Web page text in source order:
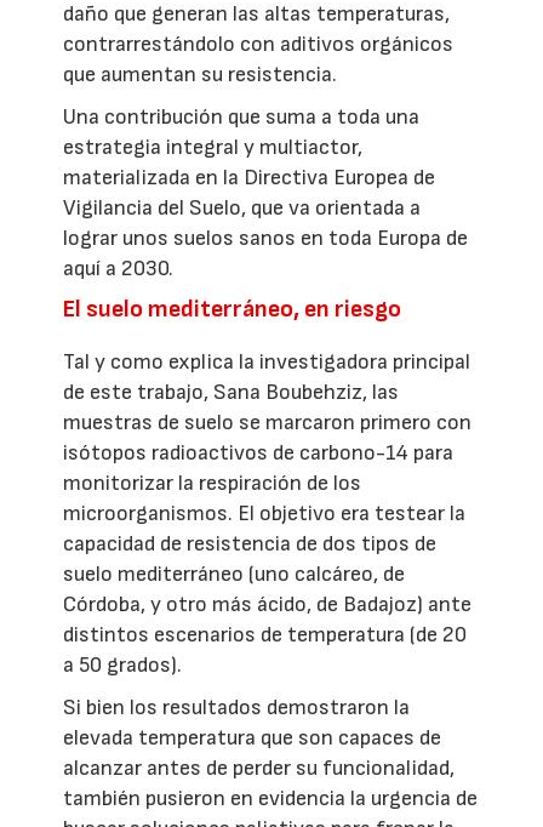
daño que generan las altas temperaturas,
contrarrestándolo con aditivos orgánicos
que aumentan su resistencia.
Una contribución que suma a toda una
estrategia integral y multiactor,
materializada en la Directiva Europea de
Vigilancia del Suelo, que va orientada a
lograr unos suelos sanos en toda Europa de
aquí a 2030.
El suelo mediterráneo, en riesgo
Tal y como explica la investigadora principal
de este trabajo, Sana Boubehziz, las
muestras de suelo se marcaron primero con
isótopos radioactivos de carbono-14 para
monitorizar la respiración de los
microorganismos. El objetivo era testear la
capacidad de resistencia de dos tipos de
suelo mediterráneo (uno calcáreo, de
Córdoba, y otro más ácido, de Badajoz) ante
distintos escenarios de temperatura (de 20
a 50 grados).
Si bien los resultados demostraron la
elevada temperatura que son capaces de
alcanzar antes de perder su funcionalidad,
también pusieron en evidencia la urgencia de